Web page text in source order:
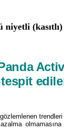
(kasıtlı)
tespit